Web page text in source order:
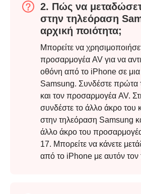
Βήμα 4.
2. Πώς να
στην τηλεόραση
αρχική ποιότητα;
Μπορείτε να
προσαρμογέα AV για να
οθόνη από το iPhone σε
Samsung. Συνδέστε πρώτα
και τον προσαρμογέα AV.
συνδέστε το άλλο άκρο του
στην τηλεόραση Samsung
άλλο άκρο του
17. Μπορείτε να κάνετε
από το iPhone με αυτόν τον